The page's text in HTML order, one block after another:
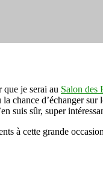
je serai au Salon des
chance d’échanger
suis sûr, super
à cette grande